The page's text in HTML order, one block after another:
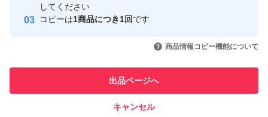
取引実績
引を完了させた実績があります
での取引実績があります
してください
コピーは1商品につき1回です
商品情報コピー機能について
出品ページへ
キャンセル